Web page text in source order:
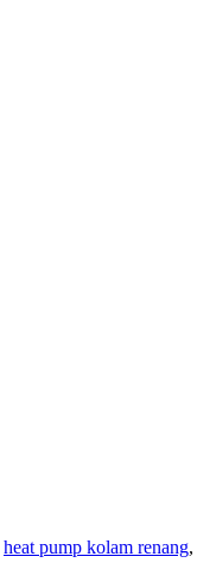
heat pump kolam renang,